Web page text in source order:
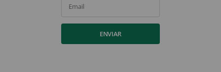
Email
ENVIAR